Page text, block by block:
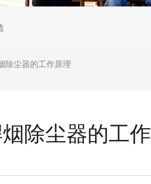
除尘器的工作原理
除尘器的工